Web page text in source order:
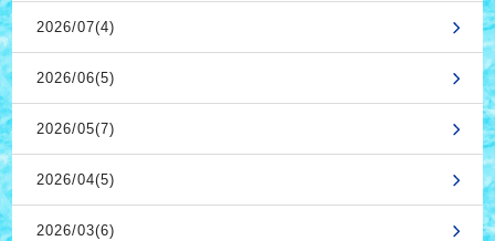
2026/07(4)
2026/06(5)
2026/05(7)
2026/04(5)
2026/03(6)